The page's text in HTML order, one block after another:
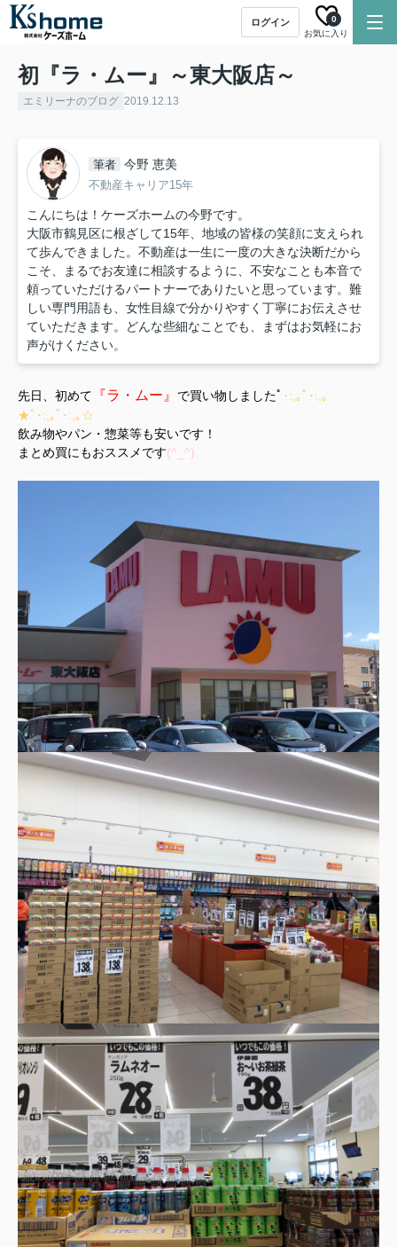
ログイン
お気に入り
0
初『ラ・ムー』～東大阪店～
エミリーナのブログ 2019.12.13
筆者 今野 恵美
不動産キャリア15年
こんにちは！ケーズホームの今野です。
大阪市鶴見区に根ざして15年、地域の皆様の笑顔に支えられ
て歩んできました。不動産は一生に一度の大きな決断だから
こそ、まるでお友達に相談するように、不安なことも本音で
頼っていただけるパートナーでありたいと思っています。難
しい専門用語も、女性目線で分かりやすく丁寧にお伝えさせ
ていただきます。どんな些細なことでも、まずはお気軽にお
声がけください。
先日、初めて 『ラ・ムー』 で買い物しましたﾟ ･:,｡ﾟ･:,｡
★ﾟ･:,｡ﾟ･:,｡☆
飲み物やパン・惣菜等も安いです！
まとめ買にもおススメです(^_^)